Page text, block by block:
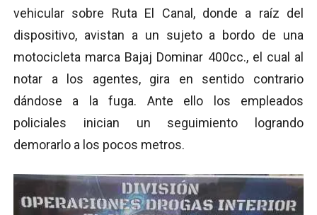
vehicular sobre Ruta El Canal, donde a raíz del
dispositivo, avistan a un sujeto a bordo de una
motocicleta marca Bajaj Dominar 400cc., el cual al
notar a los agentes, gira en sentido contrario
dándose a la fuga. Ante ello los empleados
policiales inician un seguimiento logrando
demorarlo a los pocos metros.